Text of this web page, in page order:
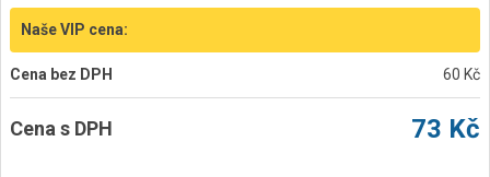
Naše VIP cena:
Cena bez DPH 60 Kč
Cena s DPH 73 Kč